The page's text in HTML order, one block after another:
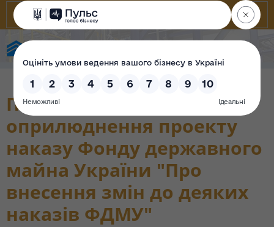
Повідомлення про
оприлюднення проекту
наказу Фонду державного
майна України "Про
внесення змін до деяких
наказів ФДМУ"